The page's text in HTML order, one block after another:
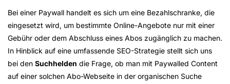
Bei einer Paywall handelt es sich um eine Bezahlschranke, die
eingesetzt wird, um bestimmte Online-Angebote nur mit einer
Gebühr oder dem Abschluss eines Abos zugänglich zu machen.
In Hinblick auf eine umfassende SEO-Strategie stellt sich uns
bei den Suchhelden die Frage, ob man mit Paywalled Content
auf einer solchen Abo-Webseite in der organischen Suche